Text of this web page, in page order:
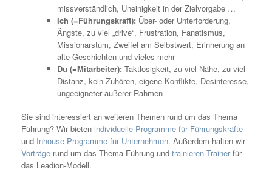
missverständlich, Uneinigkeit in der Zielvorgabe …
Ich (=Führungskraft): Über- oder Unterforderung,
Ängste, zu viel „drive“, Frustration, Fanatismus,
Missionarstum, Zweifel am Selbstwert, Erinnerung an
alte Geschichten und vieles mehr
Du (=Mitarbeiter): Taktlosigkeit, zu viel Nähe, zu viel
Distanz, kein Zuhören, eigene Konflikte, Desinteresse,
ungeeigneter äußerer Rahmen
Sie sind interessiert an weiteren Themen rund um das Thema
Führung? Wir bieten individuelle Programme für Führungskräfte
und Inhouse-Programme für Unternehmen. Außerdem halten wir
Vorträge rund um das Thema Führung und trainieren Trainerfür
das Leadion-Modell.